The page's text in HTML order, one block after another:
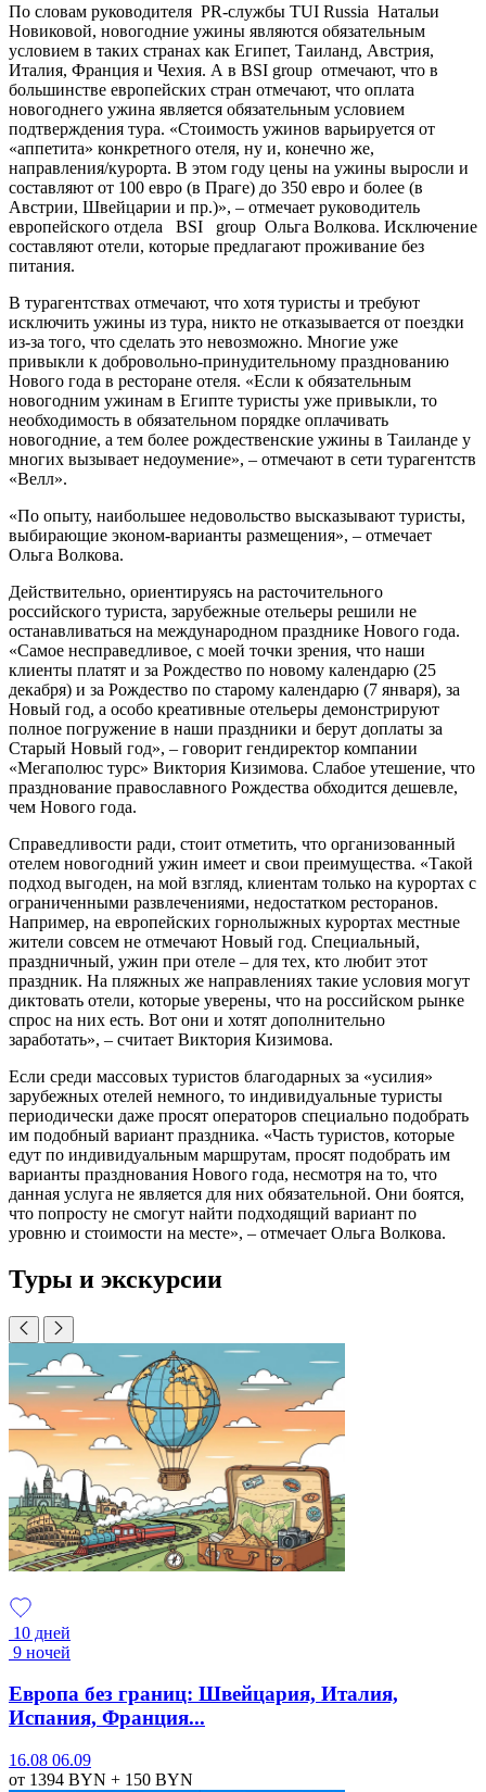
По словам руководителя PR-службы TUI Russia Натальи
Новиковой, новогодние ужины являются обязательным
условием в таких странах как Египет, Таиланд, Австрия,
Италия, Франция и Чехия. А в BSI group отмечают, что в
большинстве европейских стран отмечают, что оплата
новогоднего ужина является обязательным условием
подтверждения тура. «Стоимость ужинов варьируется от
«аппетита» конкретного отеля, ну и, конечно же,
направления/курорта. В этом году цены на ужины выросли и
составляют от 100 евро (в Праге) до 350 евро и более (в
Австрии, Швейцарии и пр.)», – отмечает руководитель
европейского отдела BSI group Ольга Волкова. Исключение
составляют отели, которые предлагают проживание без
питания.
В турагентствах отмечают, что хотя туристы и требуют
исключить ужины из тура, никто не отказывается от поездки
из-за того, что сделать это невозможно. Многие уже
привыкли к добровольно-принудительному празднованию
Нового года в ресторане отеля. «Если к обязательным
новогодним ужинам в Египте туристы уже привыкли, то
необходимость в обязательном порядке оплачивать
новогодние, а тем более рождественские ужины в Таиланде у
многих вызывает недоумение», – отмечают в сети турагентств
«Велл».
«По опыту, наибольшее недовольство высказывают туристы,
выбирающие эконом-варианты размещения», – отмечает
Ольга Волкова.
Действительно, ориентируясь на расточительного
российского туриста, зарубежные отельеры решили не
останавливаться на международном празднике Нового года.
«Самое несправедливое, с моей точки зрения, что наши
клиенты платят и за Рождество по новому календарю (25
декабря) и за Рождество по старому календарю (7 января), за
Новый год, а особо креативные отельеры демонстрируют
полное погружение в наши праздники и берут доплаты за
Старый Новый год», – говорит гендиректор компании
«Мегаполюс турс» Виктория Кизимова. Слабое утешение, что
празднование православного Рождества обходится дешевле,
чем Нового года.
Справедливости ради, стоит отметить, что организованный
отелем новогодний ужин имеет и свои преимущества. «Такой
подход выгоден, на мой взгляд, клиентам только на курортах с
ограниченными развлечениями, недостатком ресторанов.
Например, на европейских горнолыжных курортах местные
жители совсем не отмечают Новый год. Специальный,
праздничный, ужин при отеле – для тех, кто любит этот
праздник. На пляжных же направлениях такие условия могут
диктовать отели, которые уверены, что на российском рынке
спрос на них есть. Вот они и хотят дополнительно
заработать», – считает Виктория Кизимова.
Если среди массовых туристов благодарных за «усилия»
зарубежных отелей немного, то индивидуальные туристы
периодически даже просят операторов специально подобрать
им подобный вариант праздника. «Часть туристов, которые
едут по индивидуальным маршрутам, просят подобрать им
варианты празднования Нового года, несмотря на то, что
данная услуга не является для них обязательной. Они боятся,
что попросту не смогут найти подходящий вариант по
уровню и стоимости на месте», – отмечает Ольга Волкова.
Туры и экскурсии
10 дней
9 ночей
Европа без границ: Швейцария, Италия,
Испания, Франция...
16.08 06.09
от 1394 BYN + 150 BYN